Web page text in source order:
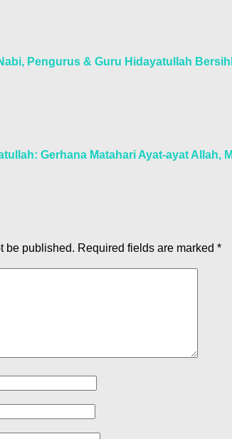
Pengurus & Guru Hidayatullah
Gerhana Matahari Ayat-ayat Allah,
be published. Required fields are marked *